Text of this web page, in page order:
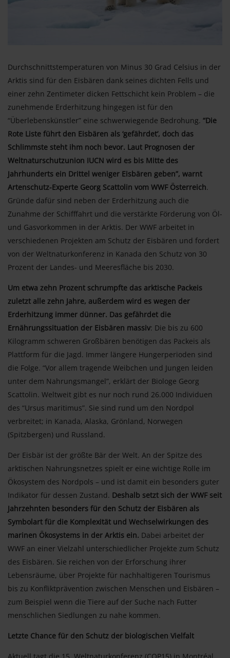
Durchschnittstemperaturen von Minus 30 Grad Celsius in der
Arktis sind für den Eisbären dank seines dichten Fells und
einer zehn Zentimeter dicken Fettschicht kein Problem – die
zunehmende Erderhitzung hingegen ist für den
“Überlebenskünstler” eine schwerwiegende Bedrohung. “Die
Rote Liste führt den Eisbären als ‘gefährdet’, doch das
Schlimmste steht ihm noch bevor. Laut Prognosen der
Weltnaturschutzunion IUCN wird es bis Mitte des
Jahrhunderts ein Drittel weniger Eisbären geben”, warnt
Artenschutz-Experte Georg Scattolin vom WWF Österreich.
Gründe dafür sind neben der Erderhitzung auch die
Zunahme der Schifffahrt und die verstärkte Förderung von Öl-
und Gasvorkommen in der Arktis. Der WWF arbeitet in
verschiedenen Projekten am Schutz der Eisbären und fordert
von der Weltnaturkonferenz in Kanada den Schutz von 30
Prozent der Landes- und Meeresfläche bis 2030.
Um etwa zehn Prozent schrumpfte das arktische Packeis
zuletzt alle zehn Jahre, außerdem wird es wegen der
Erderhitzung immer dünner. Das gefährdet die
Ernährungssituation der Eisbären massiv: Die bis zu 600
Kilogramm schweren Großbären benötigen das Packeis als
Plattform für die Jagd. Immer längere Hungerperioden sind
die Folge. “Vor allem tragende Weibchen und Jungen leiden
unter dem Nahrungsmangel”, erklärt der Biologe Georg
Scattolin. Weltweit gibt es nur noch rund 26.000 Individuen
des “Ursus maritimus”. Sie sind rund um den Nordpol
verbreitet; in Kanada, Alaska, Grönland, Norwegen
(Spitzbergen) und Russland.
Der Eisbär ist der größte Bär der Welt. An der Spitze des
arktischen Nahrungsnetzes spielt er eine wichtige Rolle im
Ökosystem des Nordpols – und ist damit ein besonders guter
Indikator für dessen Zustand. Deshalb setzt sich der WWF seit
Jahrzehnten besonders für den Schutz der Eisbären als
Symbolart für die Komplexität und Wechselwirkungen des
marinen Ökosystems in der Arktis ein. Dabei arbeitet der
WWF an einer Vielzahl unterschiedlicher Projekte zum Schutz
des Eisbären. Sie reichen von der Erforschung ihrer
Lebensräume, über Projekte für nachhaltigeren Tourismus
bis zu Konfliktprävention zwischen Menschen und Eisbären –
zum Beispiel wenn die Tiere auf der Suche nach Futter
menschlichen Siedlungen zu nahe kommen.
Letzte Chance für den Schutz der biologischen Vielfalt
Aktuell tagt die 15. Weltnaturkonferenz (COP15) in Montréal,